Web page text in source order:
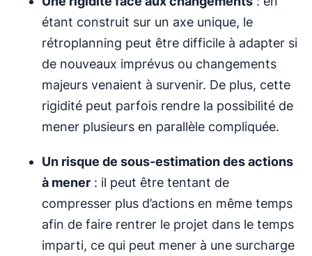
étant construit sur un axe unique, le
rétroplanning peut être difficile à adapter si
de nouveaux imprévus ou changements
majeurs venaient à survenir. De plus, cette
rigidité peut parfois rendre la possibilité de
mener plusieurs en parallèle compliquée.
Un risque de sous-estimation des actions
à mener : il peut être tentant de
compresser plus d’actions en même temps
afin de faire rentrer le projet dans le temps
imparti, ce qui peut mener à une surcharge